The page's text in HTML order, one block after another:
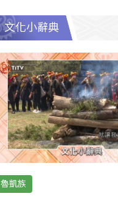
文化小辭典
魯凱族